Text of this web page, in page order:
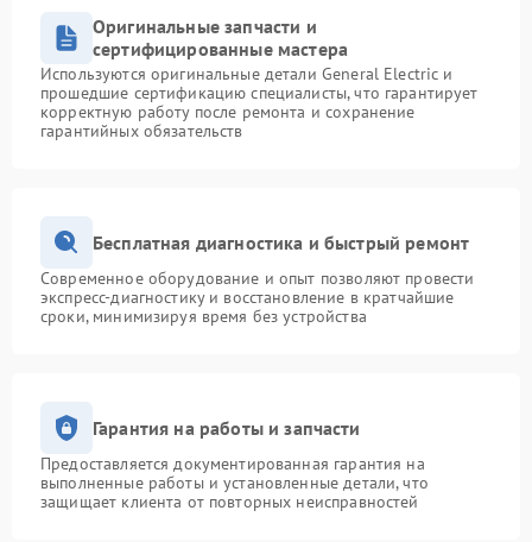
Оригинальные запчасти и
сертифицированные мастера
Используются оригинальные детали General Electric и
прошедшие сертификацию специалисты, что гарантирует
корректную работу после ремонта и сохранение
гарантийных обязательств
Бесплатная диагностика и быстрый ремонт
Современное оборудование и опыт позволяют провести
экспресс-диагностику и восстановление в кратчайшие
сроки, минимизируя время без устройства
Гарантия на работы и запчасти
Предоставляется документированная гарантия на
выполненные работы и установленные детали, что
защищает клиента от повторных неисправностей